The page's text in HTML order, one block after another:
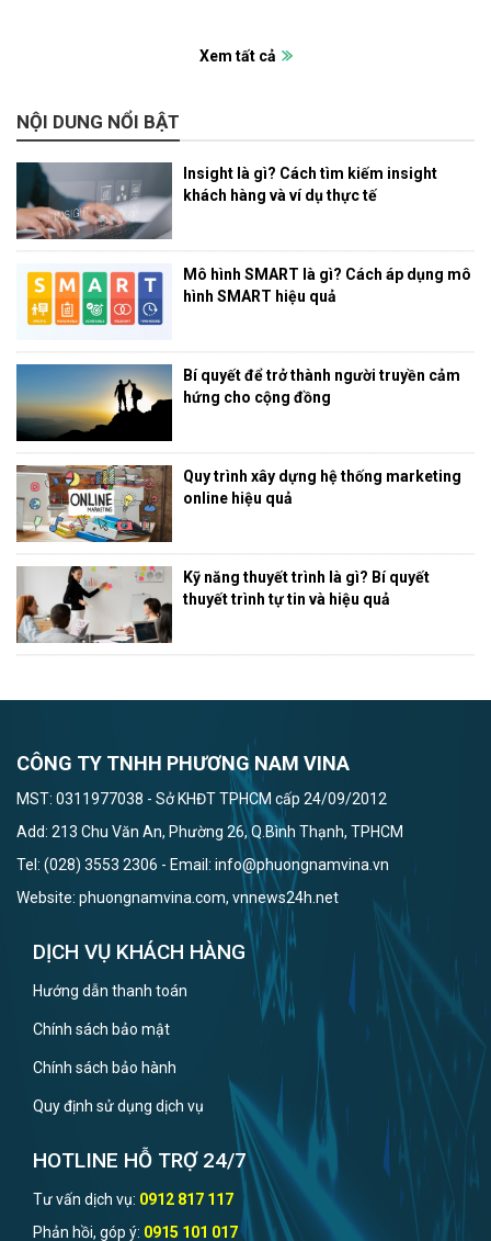
Xem tất cả
NỘI DUNG NỔI BẬT
Insight là gì? Cách tìm kiếm insight
khách hàng và ví dụ thực tế
Mô hình SMART là gì? Cách áp dụng mô
hình SMART hiệu quả
Bí quyết để trở thành người truyền cảm
hứng cho cộng đồng
Quy trình xây dựng hệ thống marketing
online hiệu quả
Kỹ năng thuyết trình là gì? Bí quyết
thuyết trình tự tin và hiệu quả
CÔNG TY TNHH PHƯƠNG NAM VINA
MST: 0311977038 - Sở KHĐT TPHCM cấp 24/09/2012
Add: 213 Chu Văn An, Phường 26, Q.Bình Thạnh, TPHCM
Tel: (028) 3553 2306 - Email: info@phuongnamvina.vn
Website: phuongnamvina.com, vnnews24h.net
DỊCH VỤ KHÁCH HÀNG
Hướng dẫn thanh toán
Chính sách bảo mật
Chính sách bảo hành
Quy định sử dụng dịch vụ
HOTLINE HỖ TRỢ 24/7
Tư vấn dịch vụ: 0912 817 117
Phản hồi, góp ý: 0915 101 017